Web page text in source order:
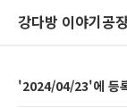
강다방 이야기공
2024/04/23